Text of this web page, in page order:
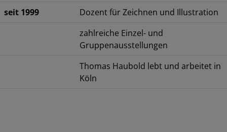
seit 1999
Dozent für Zeichnen und Illustration
zahlreiche Einzel- und
Gruppenausstellungen
Thomas Haubold lebt und arbeitet in
Köln